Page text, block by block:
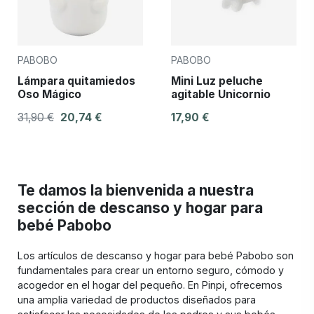
PABOBO
Lámpara quitamiedos
Oso Mágico
31,90 € 20,74 €
PABOBO
Mini Luz peluche
agitable Unicornio
17,90 €
Te damos la bienvenida a nuestra
sección de descanso y hogar para
bebé Pabobo
Los artículos de descanso y hogar para bebé Pabobo son
fundamentales para crear un entorno seguro, cómodo y
acogedor en el hogar del pequeño. En Pinpi, ofrecemos
una amplia variedad de productos diseñados para